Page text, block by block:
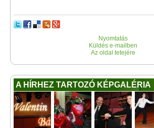
Nyomtatás
Küldés e-mailben
Az oldal tetejére
A HÍRHEZ TARTOZÓ KÉPGALÉRIA